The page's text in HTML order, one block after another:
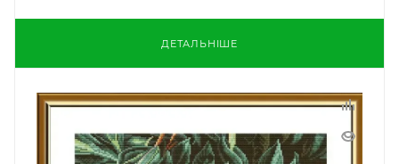
ДЕТАЛЬНІШЕ